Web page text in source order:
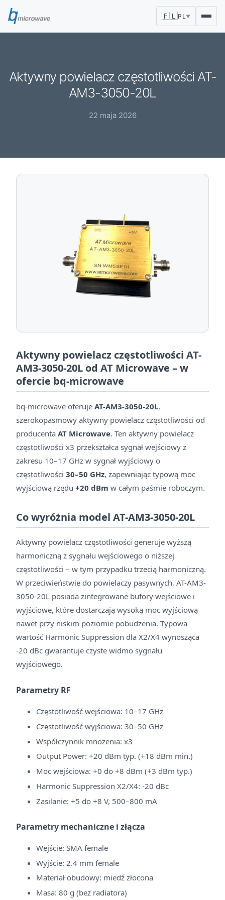
🇵🇱PL ▼
Aktywny powielacz częstotliwości AT-
AM3-3050-20L
22 maja 2026
Aktywny powielacz częstotliwości AT-
AM3-3050-20L od AT Microwave – w
ofercie bq-microwave
bq-microwave oferuje AT-AM3-3050-20L,
szerokopasmowy aktywny powielacz częstotliwości od
producenta AT Microwave. Ten aktywny powielacz
częstotliwości x3 przekształca sygnał wejściowy z
zakresu 10–17 GHz w sygnał wyjściowy o
częstotliwości 30–50 GHz, zapewniając typową moc
wyjściową rzędu +20 dBm w całym paśmie roboczym.
Co wyróżnia model AT-AM3-3050-20L
Aktywny powielacz częstotliwości generuje wyższą
harmoniczną z sygnału wejściowego o niższej
częstotliwości – w tym przypadku trzecią harmoniczną.
W przeciwieństwie do powielaczy pasywnych, AT-AM3-
3050-20L posiada zintegrowane bufory wejściowe i
wyjściowe, które dostarczają wysoką moc wyjściową
nawet przy niskim poziomie pobudzenia. Typowa
wartość Harmonic Suppression dla X2/X4 wynosząca
-20 dBc gwarantuje czyste widmo sygnału
wyjściowego.
Parametry RF
Częstotliwość wejściowa: 10–17 GHz
Częstotliwość wyjściowa: 30–50 GHz
Współczynnik mnożenia: x3
Output Power: +20 dBm typ. (+18 dBm min.)
Moc wejściowa: +0 do +8 dBm (+3 dBm typ.)
Harmonic Suppression X2/X4: -20 dBc
Zasilanie: +5 do +8 V, 500–800 mA
Parametry mechaniczne i złącza
Wejście: SMA female
Wyjście: 2.4 mm female
Materiał obudowy: miedź złocona
Masa: 80 g (bez radiatora)